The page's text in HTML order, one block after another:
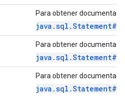
Para obtener
Para obtener
Para obtener